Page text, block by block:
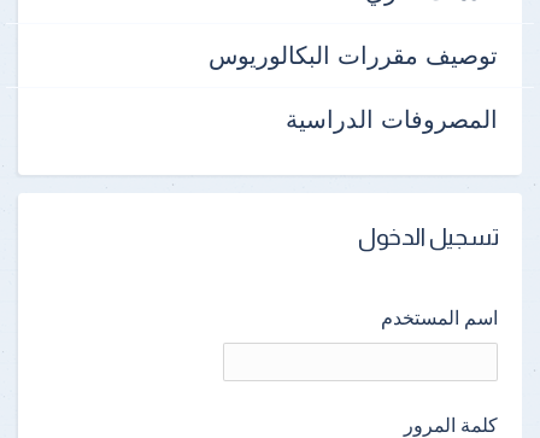
توصيف مقررات البكالوريوس
المصروفات الدراسية
تسجيل الدخول
اسم المستخدم
كلمة المرور